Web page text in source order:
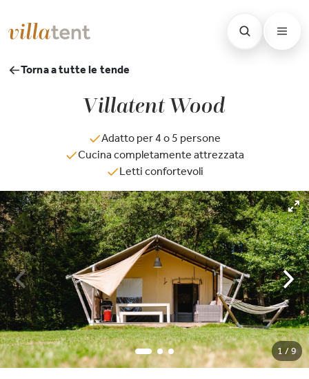
Torna a tutte le tende
Villatent Wood
Adatto per 4 o 5 persone
Cucina completamente attrezzata
Letti confortevoli
1 / 9